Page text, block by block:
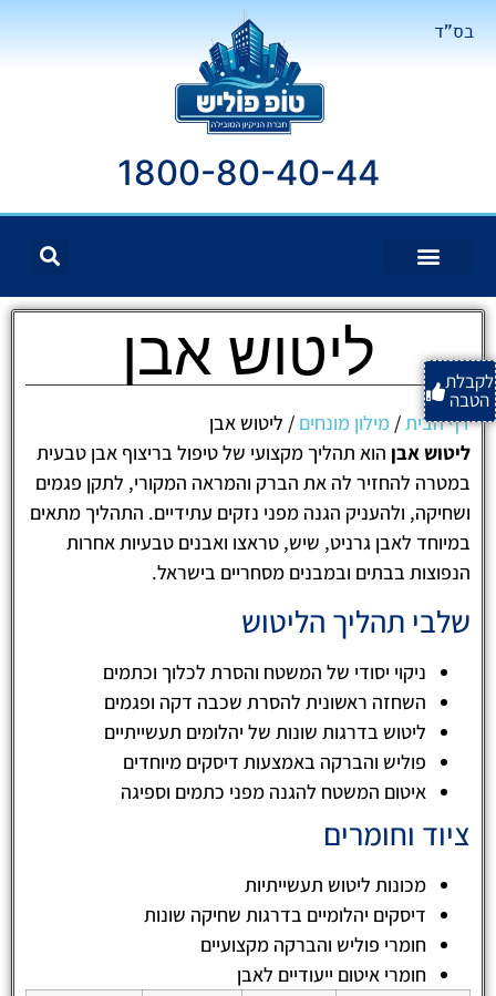
בס"ד
1800-80-40-44
לקבלת
הטבה
ליטוש אבן
דף הבית/ מילון מונחים / ליטוש אבן
ליטוש אבן הוא תהליך מקצועי של טיפול בריצוף אבן טבעית
במטרה להחזיר לה את הברק והמראה המקורי, לתקן פגמים
ושחיקה, ולהעניק הגנה מפני נזקים עתידיים. התהליך מתאים
במיוחד לאבן גרניט, שיש, טראצו ואבנים טבעיות אחרות
הנפוצות בבתים ובמבנים מסחריים בישראל.
שלבי תהליך הליטוש
ניקוי יסודי של המשטח והסרת לכלוך וכתמים
השחזה ראשונית להסרת שכבה דקה ופגמים
ליטוש בדרגות שונות של יהלומים תעשייתיים
פוליש והברקה באמצעות דיסקים מיוחדים
איטום המשטח להגנה מפני כתמים וספיגה
ציוד וחומרים
מכונות ליטוש תעשייתיות
דיסקים יהלומיים בדרגות שחיקה שונות
חומרי פוליש והברקה מקצועיים
חומרי איטום ייעודיים לאבן